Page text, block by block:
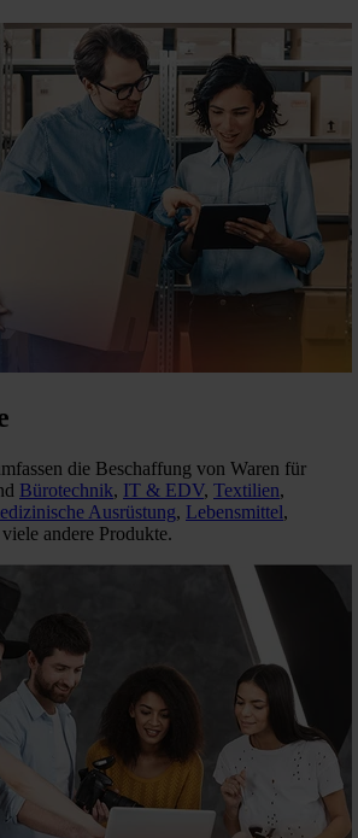
die Beschaffung von Waren für
Bürotechnik, IT & EDV, Textilien,
Ausrüstung, Lebensmittel,
andere Produkte.